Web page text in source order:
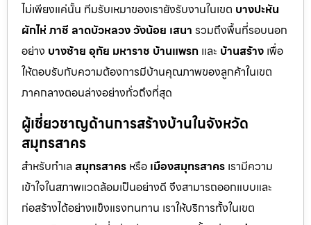
ไม่เพียงแค่นั้น ทีมรับเหมาของเรายังรับงานในเขต บางปะหัน
ผักไห่ภาชี ลาดบัวหลวงวังน้อย เสนา รวมถึงพื้นที่รอบนอก
อย่าง บางซ้าย อุทัย มหาราช บ้านแพรก และ บ้านสร้าง เพื่อ
ให้ตอบรับกับความต้องการมีบ้านคุณภาพของลูกค้าในเขต
ภาคกลางตอนล่างอย่างทั่วถึงที่สุด
ผู้เชี่ยวชาญด้านการสร้างบ้านในจังหวัด
สมุทรสาคร
สำหรับทำเล สมุทรสาคร หรือ เมืองสมุทรสาคร เรามีความ
เข้าใจในสภาพแวดล้อมเป็นอย่างดี จึงสามารถออกแบบและ
ก่อสร้างได้อย่างแข็งแรงทนทาน เราให้บริการทั้งในเขต